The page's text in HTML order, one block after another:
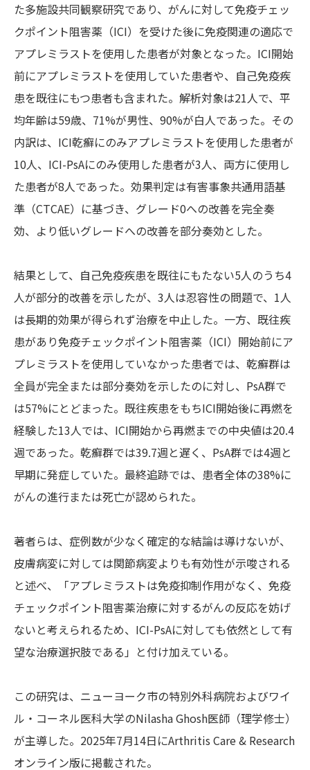
た多施設共同観察研究であり、がんに対して免疫チェッ
クポイント阻害薬（ICI）を受けた後に免疫関連の適応で
アプレミラストを使用した患者が対象となった。ICI開始
前にアプレミラストを使用していた患者や、自己免疫疾
患を既往にもつ患者も含まれた。解析対象は21人で、平
均年齢は59歳、71%が男性、90%が白人であった。その
内訳は、ICI乾癬にのみアプレミラストを使用した患者が
10人、ICI-PsAにのみ使用した患者が3人、両方に使用し
た患者が8人であった。効果判定は有害事象共通用語基
準（CTCAE）に基づき、グレード0への改善を完全奏
効、より低いグレードへの改善を部分奏効とした。
結果として、自己免疫疾患を既往にもたない5人のうち4
人が部分的改善を示したが、3人は忍容性の問題で、1人
は長期的効果が得られず治療を中止した。一方、既往疾
患があり免疫チェックポイント阻害薬（ICI）開始前にア
プレミラストを使用していなかった患者では、乾癬群は
全員が完全または部分奏効を示したのに対し、PsA群で
は57%にとどまった。既往疾患をもちICI開始後に再燃を
経験した13人では、ICI開始から再燃までの中央値は20.4
週であった。乾癬群では39.7週と遅く、PsA群では4週と
早期に発症していた。最終追跡では、患者全体の38%に
がんの進行または死亡が認められた。
著者らは、症例数が少なく確定的な結論は導けないが、
皮膚病変に対しては関節病変よりも有効性が示唆される
と述べ、「アプレミラストは免疫抑制作用がなく、免疫
チェックポイント阻害薬治療に対するがんの反応を妨げ
ないと考えられるため、ICI-PsAに対しても依然として有
望な治療選択肢である」と付け加えている。
この研究は、ニューヨーク市の特別外科病院およびワイ
ル・コーネル医科大学のNilasha Ghosh医師（理学修士）
が主導した。2025年7月14日にArthritis Care & Research
オンライン版に掲載された。